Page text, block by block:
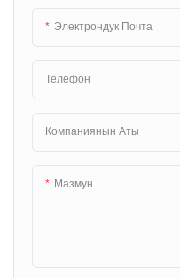
Электрондук Почта
Телефон
Компаниянын Аты
Мазмун